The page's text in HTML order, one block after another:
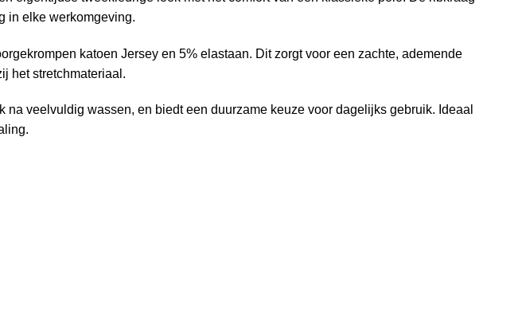
in elke werkomgeving.
katoen Jersey en 5% elastaan. Dit zorgt voor een zachte, ademende
het stretchmateriaal.
na veelvuldig wassen, en biedt een duurzame keuze voor dagelijks gebruik. Ideaal